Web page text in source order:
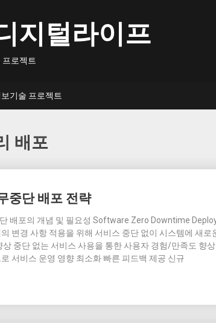
지털라이프
로젝트
기술 프로젝트
배포
중단 배포 전략
배포의 개념 및 필요성 Software Zero Downtime
변경 사항 적용을 위해 서비스 중단 없이 시스템에 새로
상 중단 없는 서비스 사용을 통한 사용자 경험/만족도 향
서비스 운영 영향 최소화 빠른 피드백 제공 신규